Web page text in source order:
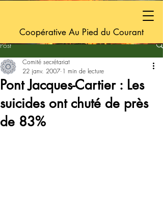
Coopérative Au Pied du Courant
Post
Pont Jacques-Cartier : Les
suicides ont chuté de près
de 83%
Comité secrétariat
22 janv. 2007 1 min de lecture